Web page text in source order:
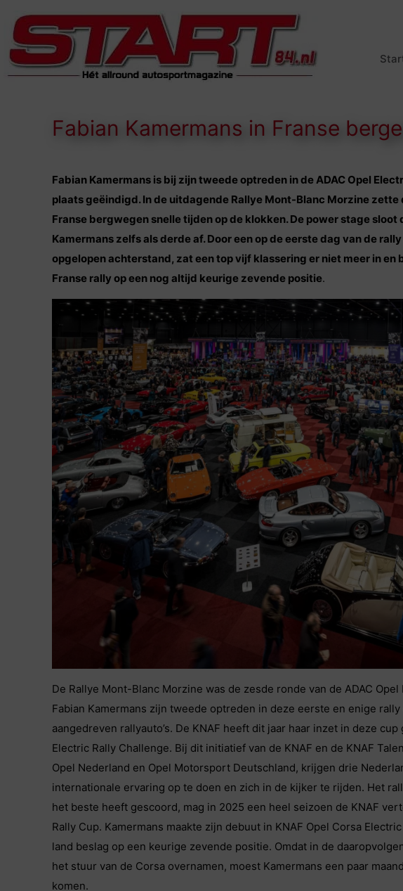
Fabian Kamermans in Franse
Fabian Kamermans is bij zijn tweede optreden in de ADAC Opel
plaats geëindigd. In de uitdagende Rallye Mont-Blanc Morzine
Franse bergwegen snelle tijden op de klokken. De power stage
Kamermans zelfs als derde af. Door een op de eerste dag van de
opgelopen achterstand, zat een top vijf klassering er niet meer in en
Franse rally op een nog altijd keurige zevende positie.
De Rallye Mont-Blanc Morzine was de zesde ronde van de ADAC
Fabian Kamermans zijn tweede optreden in deze eerste en enige
aangedreven rallyauto’s. De KNAF heeft dit jaar haar inzet in deze
Electric Rally Challenge. Bij dit initiatief van de KNAF en de KNAF
Opel Nederland en Opel Motorsport Deutschland, krijgen drie
internationale ervaring op te doen en zich in de kijker te rijden. Het
het beste heeft gescoord, mag in 2025 een heel seizoen de KNAF
Rally Cup. Kamermans maakte zijn debuut in KNAF Opel Corsa
land beslag op een keurige zevende positie. Omdat in de
het stuur van de Corsa overnamen, moest Kamermans een paar
komen.